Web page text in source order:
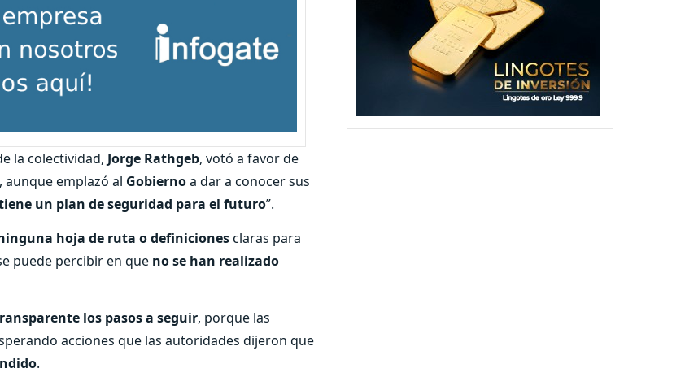
la colectividad, Jorge Rathgeb, votó a favor de
, aunque emplazó al Gobiernoa dar a conocer sus
un plan de seguridad para el futuro”.
hoja de ruta o definicionesclaras para
puede percibir en que no se han realizado
los pasos a seguir, porque las
acciones que las autoridades dijeron que
.